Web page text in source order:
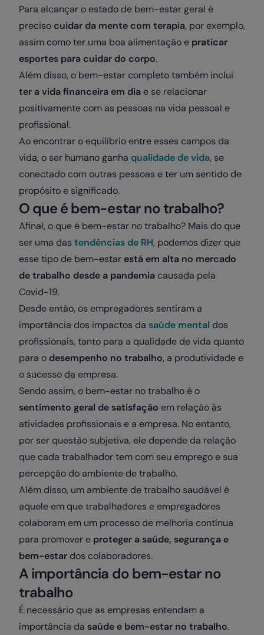
Para alcançar o estado de bem-estar geral é
preciso cuidar da mente com terapia, por exemplo,
assim como ter uma boa alimentação e praticar
esportes para cuidar do corpo.
Além disso, o bem-estar completo também inclui
ter a vida financeira em dia e se relacionar
positivamente com as pessoas na vida pessoal e
profissional.
Ao encontrar o equilíbrio entre esses campos da
vida, o ser humano ganha qualidade de vida, se
conectado com outras pessoas e ter um sentido de
propósito e significado.
O que é bem-estar no trabalho?
Afinal, o que é bem-estar no trabalho? Mais do que
ser uma das tendências de RH, podemos dizer que
esse tipo de bem-estar está em alta no mercado
de trabalho desde a pandemia causada pela
Covid-19.
Desde então, os empregadores sentiram a
importância dos impactos da saúde mental dos
profissionais, tanto para a qualidade de vida quanto
para o desempenho no trabalho, a produtividade e
o sucesso da empresa.
Sendo assim, o bem-estar no trabalho é o
sentimento geral de satisfação em relação às
atividades profissionais e a empresa. No entanto,
por ser questão subjetiva, ele depende da relação
que cada trabalhador tem com seu emprego e sua
percepção do ambiente de trabalho.
Além disso, um ambiente de trabalho saudável é
aquele em que trabalhadores e empregadores
colaboram em um processo de melhoria contínua
para promover e proteger a saúde, segurança e
bem-estar dos colaboradores.
A importância do bem-estar no
trabalho
É necessário que as empresas entendam a
importância da saúde e bem-estar no trabalho.